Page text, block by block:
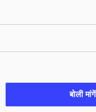
बोली मांगें